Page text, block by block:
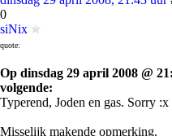
0
siNix
quote:
Op dinsdag 29 april 2008 @
volgende:
Typerend, Joden en gas. Sorry :x
Misselijk makende opmerking.